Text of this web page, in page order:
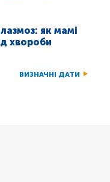
як мамі
хвороби
ВИЗНАЧНІ ДАТИ